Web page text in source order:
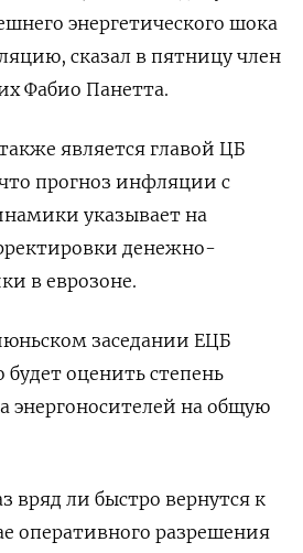
энергетического шока
​сказал в пятницу ​член
Фабио ‌Панетта.
является главой ЦБ
прогноз инфляции ‌с
указывает на
‌денежно-
в еврозоне.
​заседании ​ЕЦБ
оценить степень
энергоносителей на общую
вряд ли быстро вернутся к
⁠оперативного разрешения